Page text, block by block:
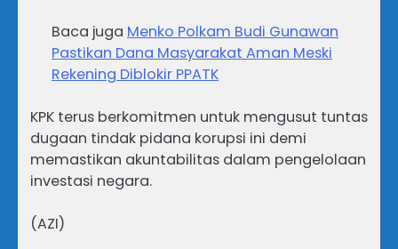
Baca juga Menko Polkam Budi Gunawan
Pastikan Dana Masyarakat Aman Meski
Rekening Diblokir PPATK
KPK terus berkomitmen untuk mengusut tuntas
dugaan tindak pidana korupsi ini demi
memastikan akuntabilitas dalam pengelolaan
investasi negara.
(AZI)